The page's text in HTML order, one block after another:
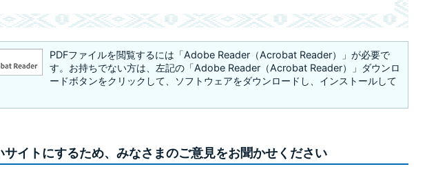
PDFファイルを閲覧するには「Adobe Reader（Acrobat Reader）」が必要で
す。お持ちでない方は、左記の「Adobe Reader（Acrobat Reader）」ダウンロ
ードボタンをクリックして、ソフトウェアをダウンロードし、インストールして
サイトにするため、みなさまのご意見をお聞かせください